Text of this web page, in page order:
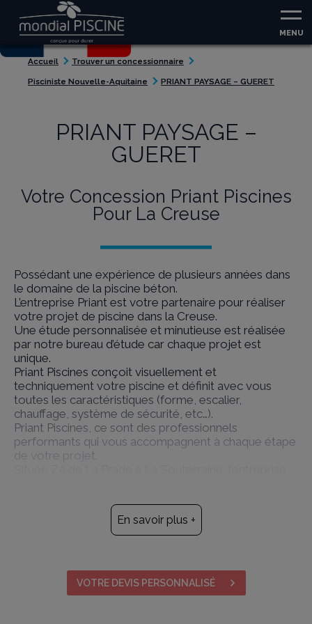
MENU
Accueil Trouver un concessionnaire
Pisciniste Nouvelle-Aquitaine PRIANT PAYSAGE – GUERET
PRIANT PAYSAGE –
GUERET
Votre Concession Priant Piscines
Pour La Creuse
Possédant une expérience de plusieurs années dans
le domaine de la piscine béton.
L’entreprise Priant est votre partenaire pour réaliser
votre projet de piscine dans la Creuse.
Une étude personnalisée et minutieuse est réalisée
par notre bureau d’étude car chaque projet est
unique.
Priant Piscines conçoit visuellement et
techniquement votre piscine et définit avec vous
toutes les caractéristiques (forme, escalier,
chauffage, système de sécurité, etc…).
Priant Piscines, ce sont des professionnels
performants qui vous accompagnent à chaque étape
de votre projet.
pouvons vous proposer (des piscines traditionnelles,
des piscines à débordement, des piscines miroirs
maintenance de votre piscine.
L’entreprise Priant vous accompagne dans la
réalisation de votre projet de piscine en béton.
En savoir plus +
VOTRE DEVIS PERSONNALISÉ